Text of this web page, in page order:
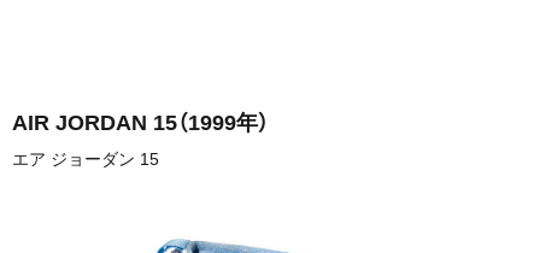
AIR JORDAN 15（1999年）
エア ジョーダン 15